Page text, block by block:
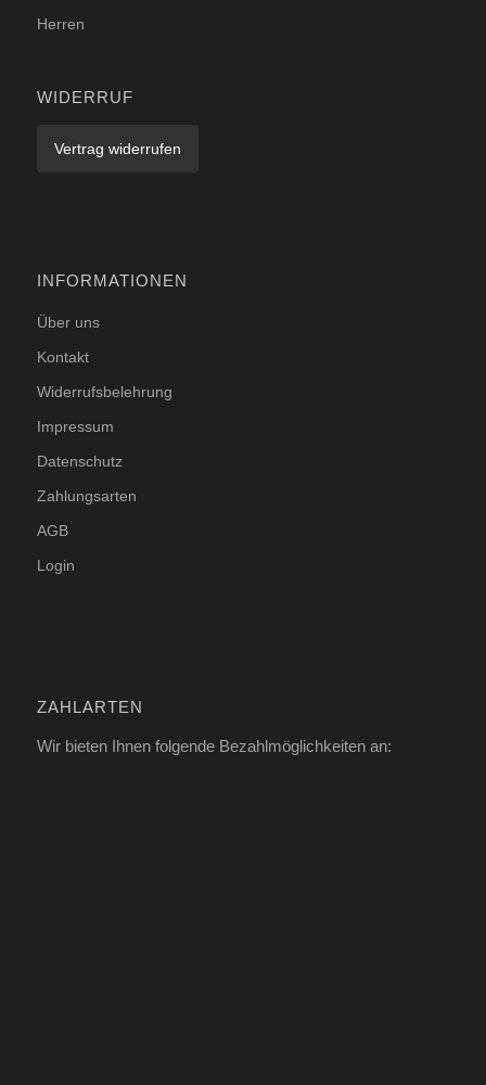
Herren
WIDERRUF
Vertrag widerrufen
INFORMATIONEN
Über uns
Kontakt
Widerrufsbelehrung
Impressum
Datenschutz
Zahlungsarten
AGB
Login
ZAHLARTEN
Wir bieten Ihnen folgende Bezahlmöglichkeiten an: